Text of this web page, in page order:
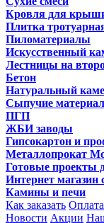
Кровля для
Плитка
Пиломатериалы
Искусственный
Лестницы на
Бетон
Натуральный
Сыпучие
ПГП
ЖБИ заводы
Гипсокартон и
Металлопрокат
Готовые проекты
Интернет магазин
Камины и печи
Как заказать Оплата
Новости Акции